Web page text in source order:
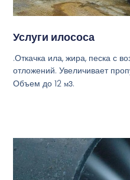
Услуги илососа
.Откачка ила, жира, песка с
отложений. Увеличивает
Объем до 12м3.